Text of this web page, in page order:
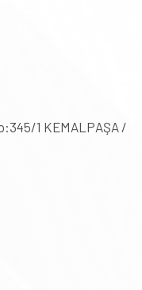
1 KEMALPAŞA /